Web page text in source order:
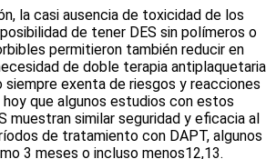
la casi ausencia de toxicidad de los
de tener DES sin polímeros o
permitieron también reducir en
de doble terapia antiplaquetaria
siempre exenta de riesgos y reacciones
que algunos estudios con estos
muestran similar seguridad y eficacia al
de tratamiento con DAPT, algunos
3 meses o incluso menos12,13.